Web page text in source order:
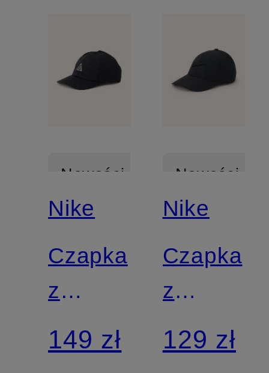
Nowości
Nike
Czapka
z
daszkiem
NIKE
149 zł
Nowości
Nike
Czapka
z
daszkiem
NIKE
129 zł